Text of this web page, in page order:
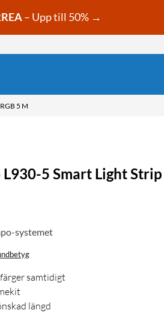
– Upp till 50% →
5 M
L930-5 Smart Light Strip
systemet
samtidigt
längd